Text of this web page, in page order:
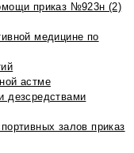
приказ №923н (2)
медицине по
астме
дезсредствами
залов приказ